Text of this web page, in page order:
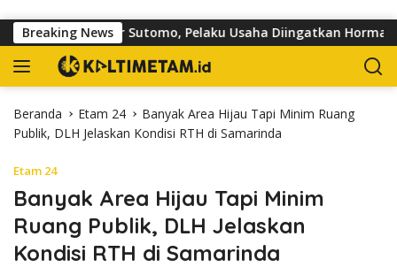
Breaking News
Jalan dr Sutomo, Pelaku Usaha Diingatkan Hormati Hak
Beranda Etam 24
Banyak Area Hijau Tapi Minim Ruang
Publik, DLH Jelaskan Kondisi RTH di Samarinda
Etam 24
Banyak Area Hijau Tapi Minim
Ruang Publik, DLH Jelaskan
Kondisi RTH di Samarinda